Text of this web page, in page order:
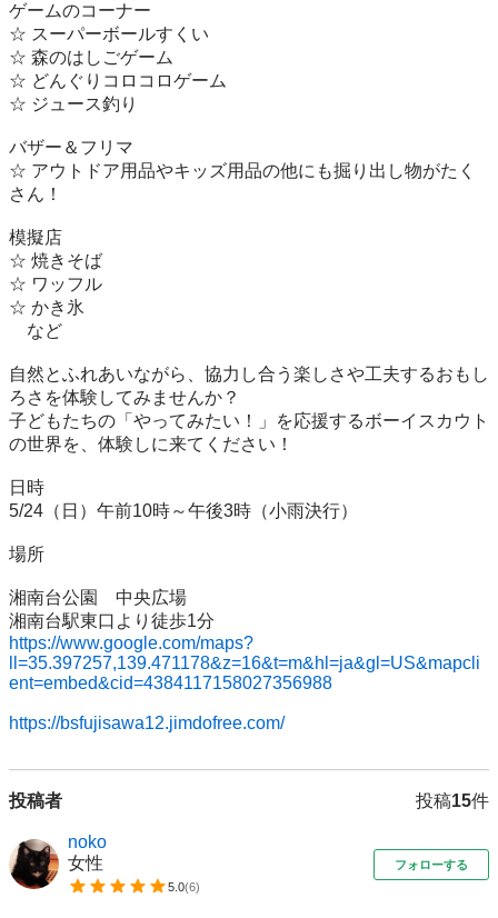
ゲームのコーナー
☆ スーパーボールすくい
☆ 森のはしごゲーム
☆ どんぐりコロコロゲーム
☆ ジュース釣り
バザー＆フリマ
☆ アウトドア用品やキッズ用品の他にも掘り出し物がたく
さん！
模擬店
☆ 焼きそば
☆ ワッフル
☆ かき氷
など
自然とふれあいながら、協力し合う楽しさや工夫するおもし
ろさを体験してみませんか？
子どもたちの「やってみたい！」を応援するボーイスカウト
の世界を、体験しに来てください！
日時
5/24（日）午前10時～午後3時（小雨決行）
場所
湘南台公園　中央広場
https://www.google.com/maps?
ll=35.397257,139.471178&z=16&t=m&hl=ja&gl=US&mapcli
ent=embed&cid=4384117158027356988
https://bsfujisawa12.jimdofree.com/
投稿者 投稿15件
noko
女性
5.0(6)
フォローする